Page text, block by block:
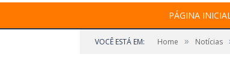
PÁGINA
VOCÊ ESTÁ EM: Home » Notícias